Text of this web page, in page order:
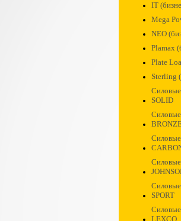
IT
Mega
NEO
Plamax
Plate
Sterling
SOLID
SPORT
LEXCO